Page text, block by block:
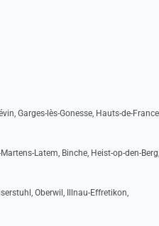
Garges-lès-Gonesse, Hauts-de-
Latem, Binche, Heist-op-den-Berg,
Oberwil, Illnau-Effretikon,